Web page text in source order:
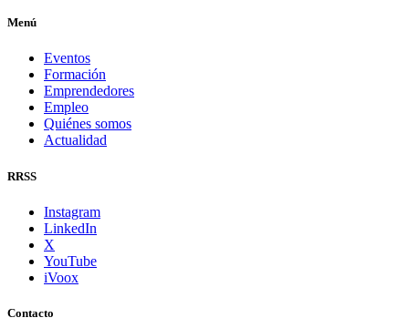
Menú
Eventos
Formación
Emprendedores
Empleo
Quiénes somos
Actualidad
RRSS
Instagram
LinkedIn
X
YouTube
iVoox
Contacto